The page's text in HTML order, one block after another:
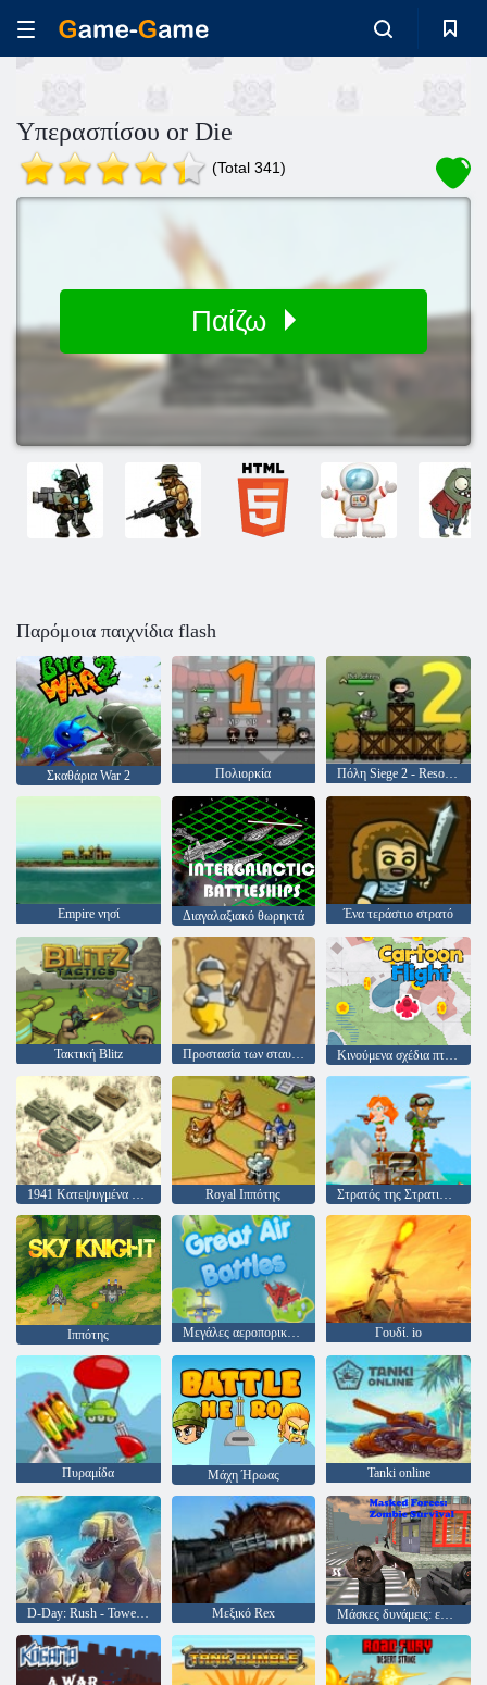
Υπερασπίσου or Die
(Total 341)
Παίζω
Παρόμοια παιχνίδια flash
Σκαθάρια War 2 Πολιορκία Πόλη Siege 2 - Resort Siege
Empire νησί Διαγαλαξιακό θωρηκτά Ένα τεράστιο στρατό
Τακτική Blitz Προστασία των σταυροφόρων Κινούμενα σχέδια πτήσης
1941 Κατεψυγμένα Μέτωπο Royal Ιππότης Στρατός της Στρατιώτες: Αντίσταση
Ιππότης Μεγάλες αεροπορικές μάχες Γουδί. io
Πυραμίδα Μάχη Ήρωας Tanki online
D-Day: Rush - Tower Defense Μεξικό Rex Μάσκες δυνάμεις: επιβίωση ζόμπι